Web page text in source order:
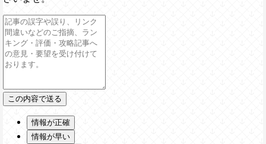
情報が正確
情報が早い